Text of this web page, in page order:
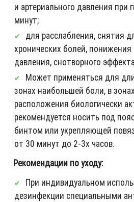
и артериального давления при
минут;
для расслабления, снятия
хронических болей, понижения
давления, снотворного
Может применяться для
зонах наибольшей боли, в
расположения биологически
рекомендуется носить под
бинтом или укрепляющей
от 30 минут до 2-3х часов.
Рекомендации по уходу:
При индивидуальном
дезинфекции специальными